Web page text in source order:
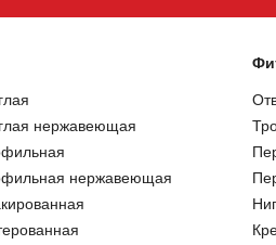
нержавеющая
нержавеющая